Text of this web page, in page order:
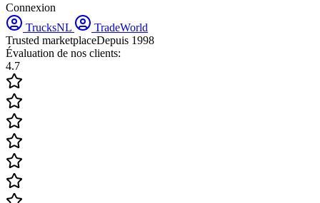
Connexion
TrucksNL
TradeWorld
Trusted marketplaceDepuis 1998
Évaluation de nos clients:
4.7